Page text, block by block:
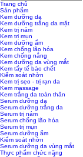
Trang chủ
Sản phẩm
Kem dưỡng da
Kem dưỡng trắng da mặt
Kem trị nám
Kem trị mụn
Kem dưỡng ẩm
Kem chống lão hóa
Kem chống nắng
Kem dưỡng da vùng mắt
Kem tẩy tế bào chết
Kiểm soát nhờn
Kem trị sẹo - trị rạn da
Kem massage
Kem trắng da toàn thân
Serum dưỡng da
Serum dưỡng trắng da
Serum trị nám
Serum chống lão hóa
Serum trị mụn
Serum dưỡng ẩm
Kiểm soát nhờn
Serum dưỡng da vùng mắt
Thực phẩm chức năng